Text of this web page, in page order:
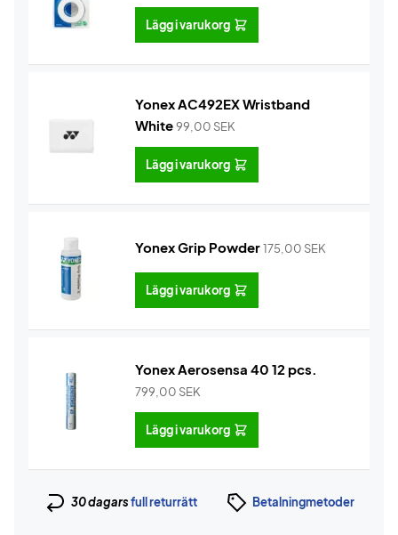
Lägg i varukorg
Yonex AC492EX Wristband
White99,00 SEK
Lägg i varukorg
Yonex Grip Powder175,00 SEK
Lägg i varukorg
Yonex Aerosensa 40 12 pcs.
799,00 SEK
Lägg i varukorg
30 dagarsfull returrätt Betalningmetoder